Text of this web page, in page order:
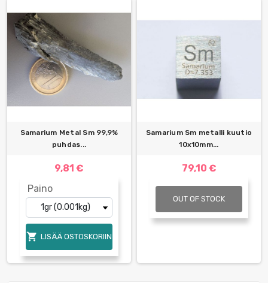
Samarium Metal Sm 99,9%
puhdas...
9,81 €
Paino
 LISÄÄ OSTOSKORIIN
Samarium Sm metalli kuutio
10x10mm...
79,10 €
OUT OF STOCK